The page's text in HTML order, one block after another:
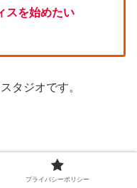
スを始めたい
タジオです。
プライバシーポリシー